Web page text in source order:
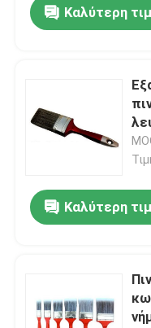
Σχετικά με εμάς
Γύρος
επαφή
Καλύτερη
Καλύτερη